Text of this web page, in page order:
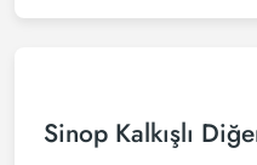
Sinop Kalkışlı